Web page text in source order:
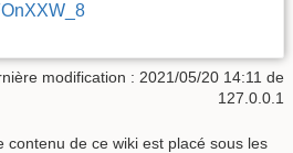
modification : 2021/05/20 14:11 de
127.0.0.1
contenu de ce wiki est placé sous les